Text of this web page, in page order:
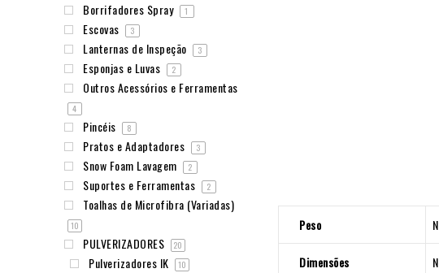
Peso
Dimensões
Borrifadores Spray 1
Escovas 3
Lanternas de Inspeção 3
Esponjas e Luvas 2
Outros Acessórios e Ferramentas
4
Pincéis 8
Pratos e Adaptadores 3
Snow Foam Lavagem 2
Suportes e Ferramentas 2
Toalhas de Microfibra (Variadas)
10
PULVERIZADORES 20
Pulverizadores IK 10